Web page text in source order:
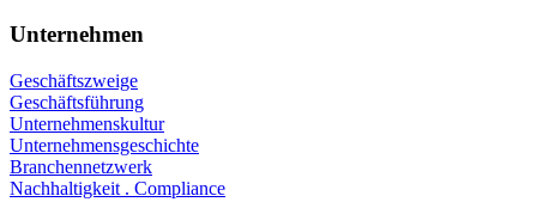
Unternehmen
Geschäftszweige
Geschäftsführung
Unternehmenskultur
Unternehmensgeschichte
Branchennetzwerk
Nachhaltigkeit . Compliance